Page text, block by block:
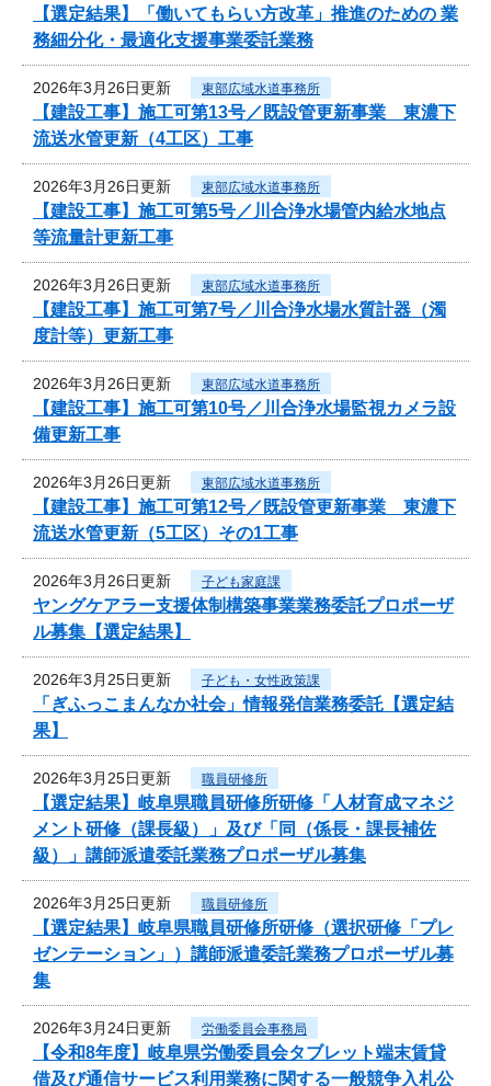
【選定結果】「働いてもらい方改革」推進のための 業
務細分化・最適化支援事業委託業務
2026年3月26日更新 東部広域水道事務所
【建設工事】施工可第13号／既設管更新事業 東濃下
流送水管更新（4工区）工事
2026年3月26日更新 東部広域水道事務所
【建設工事】施工可第5号／川合浄水場管内給水地点
等流量計更新工事
2026年3月26日更新 東部広域水道事務所
【建設工事】施工可第7号／川合浄水場水質計器（濁
度計等）更新工事
2026年3月26日更新 東部広域水道事務所
【建設工事】施工可第10号／川合浄水場監視カメラ設
備更新工事
2026年3月26日更新 東部広域水道事務所
【建設工事】施工可第12号／既設管更新事業 東濃下
流送水管更新（5工区）その1工事
2026年3月26日更新 子ども家庭課
ヤングケアラー支援体制構築事業業務委託プロポーザ
ル募集【選定結果】
2026年3月25日更新 子ども・女性政策課
「ぎふっこまんなか社会」情報発信業務委託【選定結
果】
2026年3月25日更新 職員研修所
【選定結果】岐阜県職員研修所研修「人材育成マネジ
メント研修（課長級）」及び「同（係長・課長補佐
級）」講師派遣委託業務プロポーザル募集
2026年3月25日更新 職員研修所
【選定結果】岐阜県職員研修所研修（選択研修「プレ
ゼンテーション」）講師派遣委託業務プロポーザル募
集
2026年3月24日更新 労働委員会事務局
【令和8年度】岐阜県労働委員会タブレット端末賃貸
借及び通信サービス利用業務に関する一般競争入札公